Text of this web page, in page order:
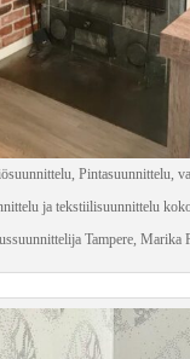
Pintasuunnittelu,
ja tekstiilisuunnittelu
Tampere, Marika